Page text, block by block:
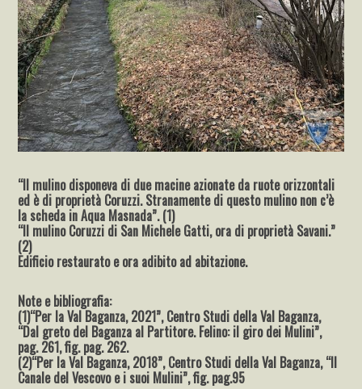
“Il mulino disponeva di due macine azionate da ruote orizzontali
ed è di proprietà Coruzzi. Stranamente di questo mulino non c’è
la scheda in Aqua Masnada”. (1)
“Il mulino Coruzzi di San Michele Gatti, ora di proprietà Savani.”
(2)
Edificio restaurato e ora adibito ad abitazione.
Note e bibliografia:
(1)“Per la Val Baganza, 2021”, Centro Studi della Val Baganza,
“Dal greto del Baganza al Partitore. Felino: il giro dei Mulini”,
pag. 261, fig. pag. 262.
(2)“Per la Val Baganza, 2018”, Centro Studi della Val Baganza, “Il
Canale del Vescovo e i suoi Mulini”, fig. pag.95